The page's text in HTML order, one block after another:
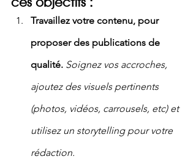
Travaillez votre contenu, pour
proposer des publications de
qualité. Soignez vos accroches,
ajoutez des visuels pertinents
(photos, vidéos, carrousels, etc) et
utilisez un storytelling pour votre
rédaction.